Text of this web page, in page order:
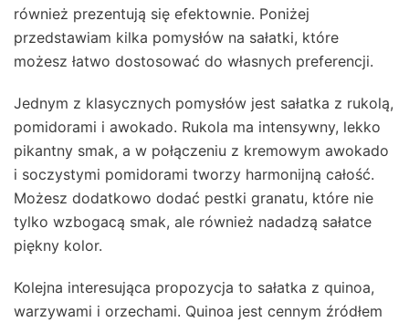
również prezentują się efektownie. Poniżej
przedstawiam kilka pomysłów na sałatki, które
możesz łatwo dostosować do własnych preferencji.
Jednym z klasycznych pomysłów jest sałatka z rukolą,
pomidorami i awokado. Rukola ma intensywny, lekko
pikantny smak, a w połączeniu z kremowym awokado
i soczystymi pomidorami tworzy harmonijną całość.
Możesz dodatkowo dodać pestki granatu, które nie
tylko wzbogacą smak, ale również nadadzą sałatce
piękny kolor.
Kolejna interesująca propozycja to sałatka z quinoa,
warzywami i orzechami. Quinoa jest cennym źródłem